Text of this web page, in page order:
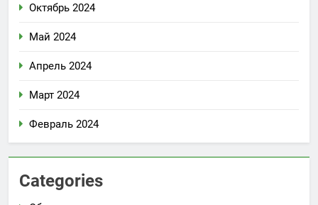
Октябрь 2024
Май 2024
Апрель 2024
Март 2024
Февраль 2024
Categories